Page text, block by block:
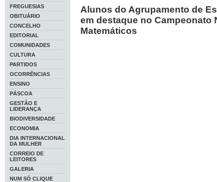
FREGUESIAS
OBITUÁRIO
CONCELHO
EDITORIAL
COMUNIDADES
CULTURA
PARTIDOS
OCORRÊNCIAS
ENSINO
PÁSCOA
GESTÃO E
LIDERANÇA
BIODIVERSIDADE
ECONOMIA
DIA INTERNACIONAL
DA MULHER
CORREIO DE
LEITORES
GALERIA
NUM SÓ CLIQUE
Alunos do Agrupamento de
em destaque no Campeonato
Matemáticos